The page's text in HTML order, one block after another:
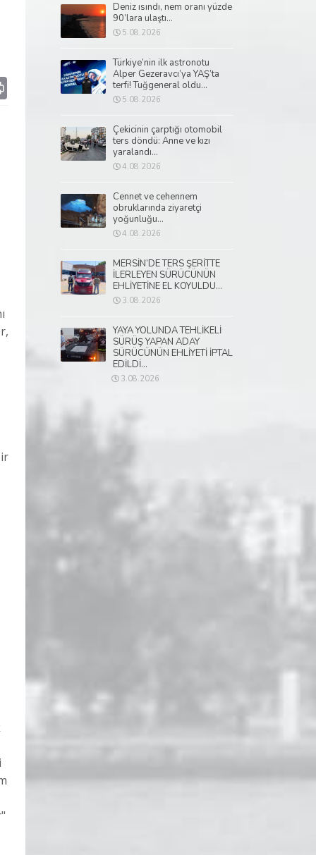
Deniz ısındı, nem oranı yüzde
90’lara ulaştı...
5.08.2026
Türkiye’nin ilk astronotu
Alper Gezeravcı’ya YAŞ’ta
terfi! Tuğgeneral oldu...
5.08.2026
Çekicinin çarptığı otomobil
ters döndü: Anne ve kızı
yaralandı...
4.08.2026
Cennet ve cehennem
obruklarında ziyaretçi
yoğunluğu...
4.08.2026
MERSİN’DE TERS ŞERİTTE
İLERLEYEN SÜRÜCÜNÜN
EHLİYETİNE EL KOYULDU...
3.08.2026
YAYA YOLUNDA TEHLİKELİ
SÜRÜŞ YAPAN ADAY
SÜRÜCÜNÜN EHLİYETİ İPTAL
EDİLDİ...
3.08.2026